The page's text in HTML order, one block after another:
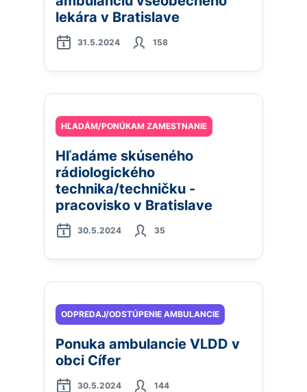
lekára v Bratislave
31.5.2024 158
HĽADÁM/PONÚKAM ZAMESTNANIE
Hľadáme skúseného
rádiologického
technika/techničku -
pracovisko v Bratislave
30.5.2024 35
ODPREDAJ/ODSTÚPENIE AMBULANCIE
Ponuka ambulancie VLDD v
obci Cífer
30.5.2024 144